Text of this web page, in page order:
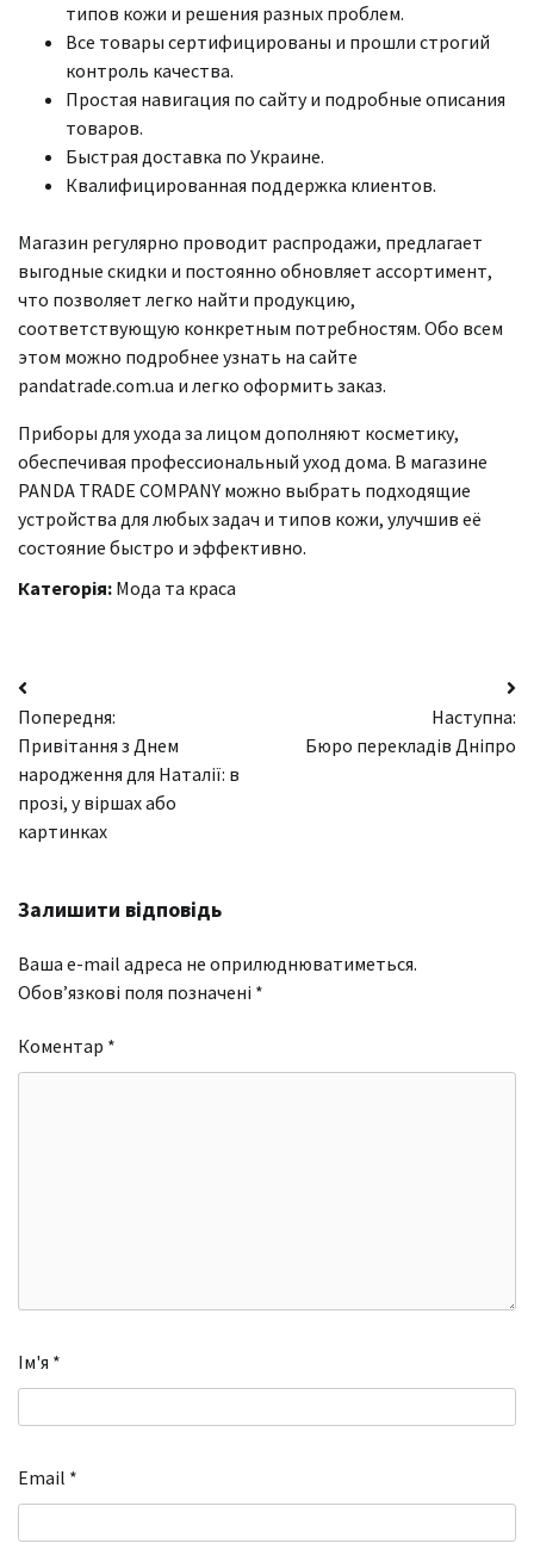
типов кожи и решения разных проблем.
Все товары сертифицированы и прошли строгий
контроль качества.
Простая навигация по сайту и подробные описания
товаров.
Быстрая доставка по Украине.
Квалифицированная поддержка клиентов.
Магазин регулярно проводит распродажи, предлагает
выгодные скидки и постоянно обновляет ассортимент,
что позволяет легко найти продукцию,
соответствующую конкретным потребностям. Обо всем
этом можно подробнее узнать на сайте
pandatrade.com.ua и легко оформить заказ.
Приборы для ухода за лицом дополняют косметику,
обеспечивая профессиональный уход дома. В магазине
PANDA TRADE COMPANY можно выбрать подходящие
устройства для любых задач и типов кожи, улучшив её
состояние быстро и эффективно.
Категорія: Мода та краса
Навігація
записів
Попередня:
Привітання з Днем
народження для Наталії: в
прозі, у віршах або
картинках
Наступна:
Бюро перекладів Дніпро
Залишити відповідь
Ваша e-mail адреса не оприлюднюватиметься.
Обов’язкові поля позначені *
Коментар *
Ім'я *
Email *